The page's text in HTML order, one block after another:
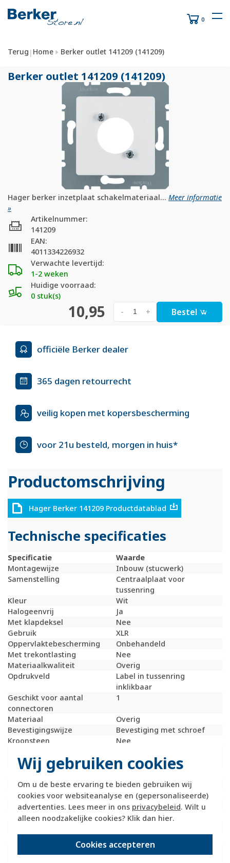
Wij gebruiken cookies
Om u de beste ervaring te bieden gebruiken wij
cookies voor websiteanalyse en (gepersonaliseerde)
advertenties. Lees meer in ons privacybeleid. Wilt u
alleen noodzakelijke cookies? Klik dan hier.
Cookies accepteren
0
Terug | Home Berker outlet 141209 (141209)
Berker outlet 141209 (141209)
Hager berker inzetplaat schakelmateriaal... Meer informatie
»
Verwachte levertijd:
1-2 weken
Huidige voorraad:
0 stuk(s)
Artikelnummer:
141209
EAN:
4011334226932
10,95 +
- Bestel
officiële Berker dealer
365 dagen retourrecht
veilig kopen met kopersbescherming
voor 21u besteld, morgen in huis*
Productomschrijving
Hager Berker 141209 Productdatablad
Technische specificaties
Specificatie
Waarde
Montagewijze
Inbouw (stucwerk)
Samenstelling
Centraalplaat voor
tussenring
Kleur
Wit
Halogeenvrij
Ja
Met klapdeksel
Nee
Gebruik
XLR
Oppervlaktebescherming
Onbehandeld
Met trekontlasting
Nee
Materiaalkwaliteit
Overig
Opdrukveld
Label in tussenring
inklikbaar
Geschikt voor aantal
connectoren
1
Materiaal
Overig
Bevestigingswijze
Bevestiging met schroef
Kroonsteen
Nee
(vergelijkbaar)
Met stofbescherming
Met opdruk
Nee
Slagvastheid
IK05
Incl. connectoren
Nee
Draagring
Ja
IP20